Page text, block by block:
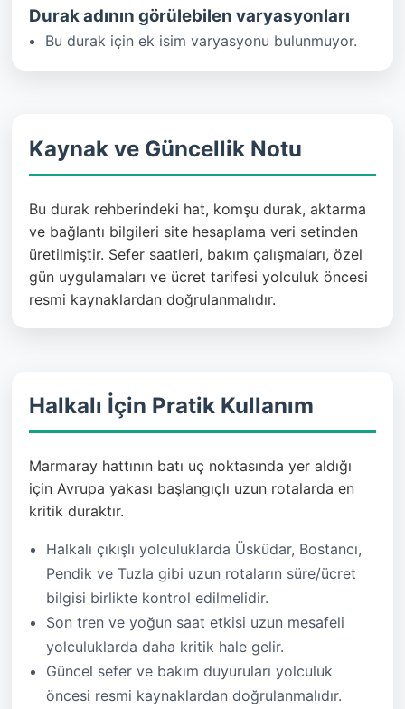
Durak adının görülebilen varyasyonları
Bu durak için ek isim varyasyonu bulunmuyor.
Kaynak ve Güncellik Notu
Bu durak rehberindeki hat, komşu durak, aktarma
ve bağlantı bilgileri site hesaplama veri setinden
üretilmiştir. Sefer saatleri, bakım çalışmaları, özel
gün uygulamaları ve ücret tarifesi yolculuk öncesi
resmi kaynaklardan doğrulanmalıdır.
Halkalı İçin Pratik Kullanım
Marmaray hattının batı uç noktasında yer aldığı
için Avrupa yakası başlangıçlı uzun rotalarda en
kritik duraktır.
Halkalı çıkışlı yolculuklarda Üsküdar, Bostancı,
Pendik ve Tuzla gibi uzun rotaların süre/ücret
bilgisi birlikte kontrol edilmelidir.
Son tren ve yoğun saat etkisi uzun mesafeli
yolculuklarda daha kritik hale gelir.
Güncel sefer ve bakım duyuruları yolculuk
öncesi resmi kaynaklardan doğrulanmalıdır.